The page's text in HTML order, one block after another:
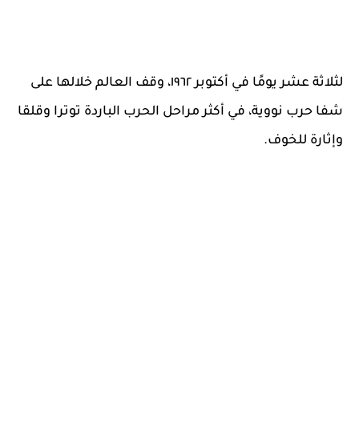
لثلاثة عشر يومًا في أكتوبر ١٩٦٢، وقف العالم خلالها على
شفا حرب نووية، في أكثر مراحل الحرب الباردة توترا وقلقا
وإثارة للخوف.